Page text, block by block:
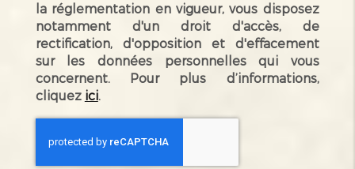
la réglementation en vigueur, vous disposez
notamment d'un droit d'accès, de
rectification, d'opposition et d'effacement
sur les données personnelles qui vous
concernent. Pour plus d’informations,
cliquez ici.